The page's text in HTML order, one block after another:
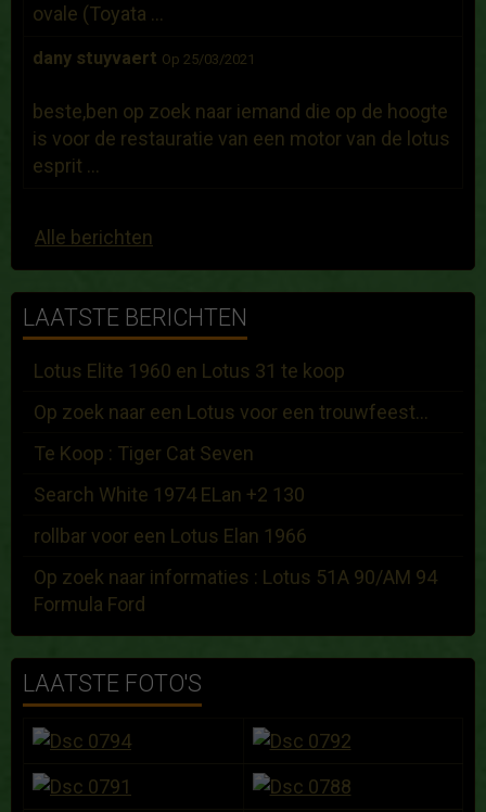
ovale (Toyata ...
dany stuyvaert Op 25/03/2021
beste,ben op zoek naar iemand die op de hoogte
is voor de restauratie van een motor van de lotus
esprit ...
Alle berichten
LAATSTE BERICHTEN
Lotus Elite 1960 en Lotus 31 te koop
Op zoek naar een Lotus voor een trouwfeest...
Te Koop : Tiger Cat Seven
Search White 1974 ELan +2 130
rollbar voor een Lotus Elan 1966
Op zoek naar informaties : Lotus 51A 90/AM 94
Formula Ford
LAATSTE FOTO'S